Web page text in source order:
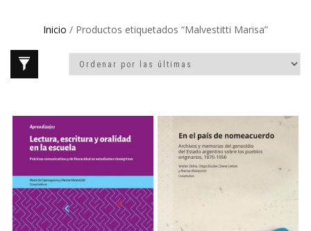
Inicio / Productos etiquetados “Malvestitti Marisa”